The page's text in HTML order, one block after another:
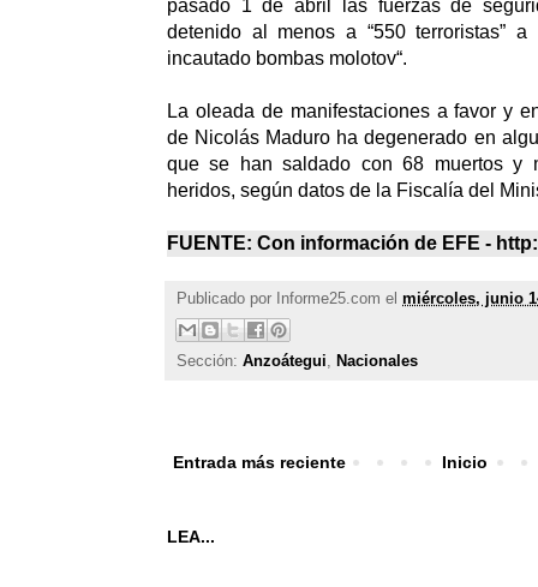
pasado 1 de abril las fuerzas de
detenido al menos a “550 terroristas”
incautado bombas molotov“.
La oleada de manifestaciones a favor y
de Nicolás Maduro ha degenerado en
que se han saldado con 68 muertos y
heridos, según datos de la Fiscalía del
FUENTE: Con información de EFE -
Publicado por Informe25.com el miércoles, junio
Sección: Anzoátegui, Nacionales
Entrada más reciente Inicio
LEA...